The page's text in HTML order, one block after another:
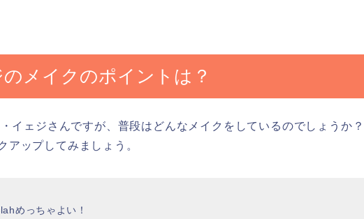
メイクのポイントは？
イェジさんですが、普段はどんなメイクをしているのでしょうか？
アップしてみましょう。
めっちゃよい！